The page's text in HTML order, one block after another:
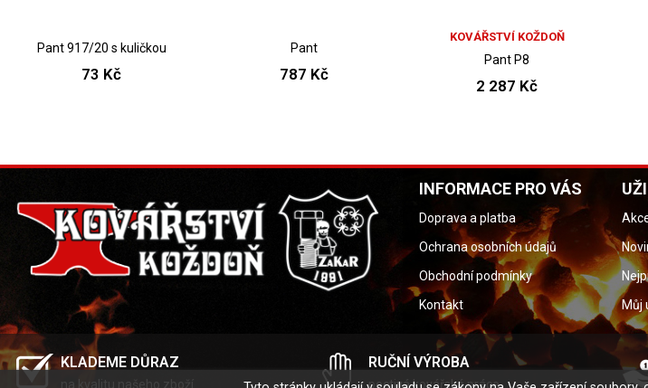
Pant 917/20 s kuličkou
73 Kč
Pant
787 Kč
KOVÁŘSTVÍ KOŽDOŇ
Pant P8
2 287 Kč
INFORMACE PRO VÁS
Doprava a platba
Ochrana osobních údajů
Obchodní podmínky
Kontakt
Můj
KLADEME DŮRAZ
na kvalitu našeho zboží
RUČNÍ VÝROBA
poctivá kovářská práce